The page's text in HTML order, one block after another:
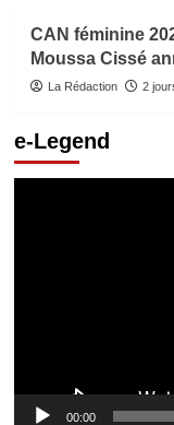
CAN féminine
Moussa Cissé
La Rédaction 2
e-Legend
00:00